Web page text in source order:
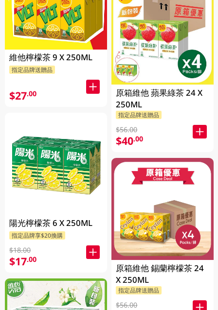
維他檸檬茶 9 X 250ML
指定品牌送贈品
$27.00
陽光檸檬茶 6 X 250ML
指定品牌享$20換購
$18.00
$17.00
原箱維他 蘋果綠茶 24 X
250ML
指定品牌送贈品
$56.00
$40.00
原箱維他 錫蘭檸檬茶 24
X 250ML
指定品牌送贈品
$56.00